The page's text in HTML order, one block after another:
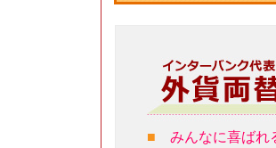
■
みんなに喜ばれ